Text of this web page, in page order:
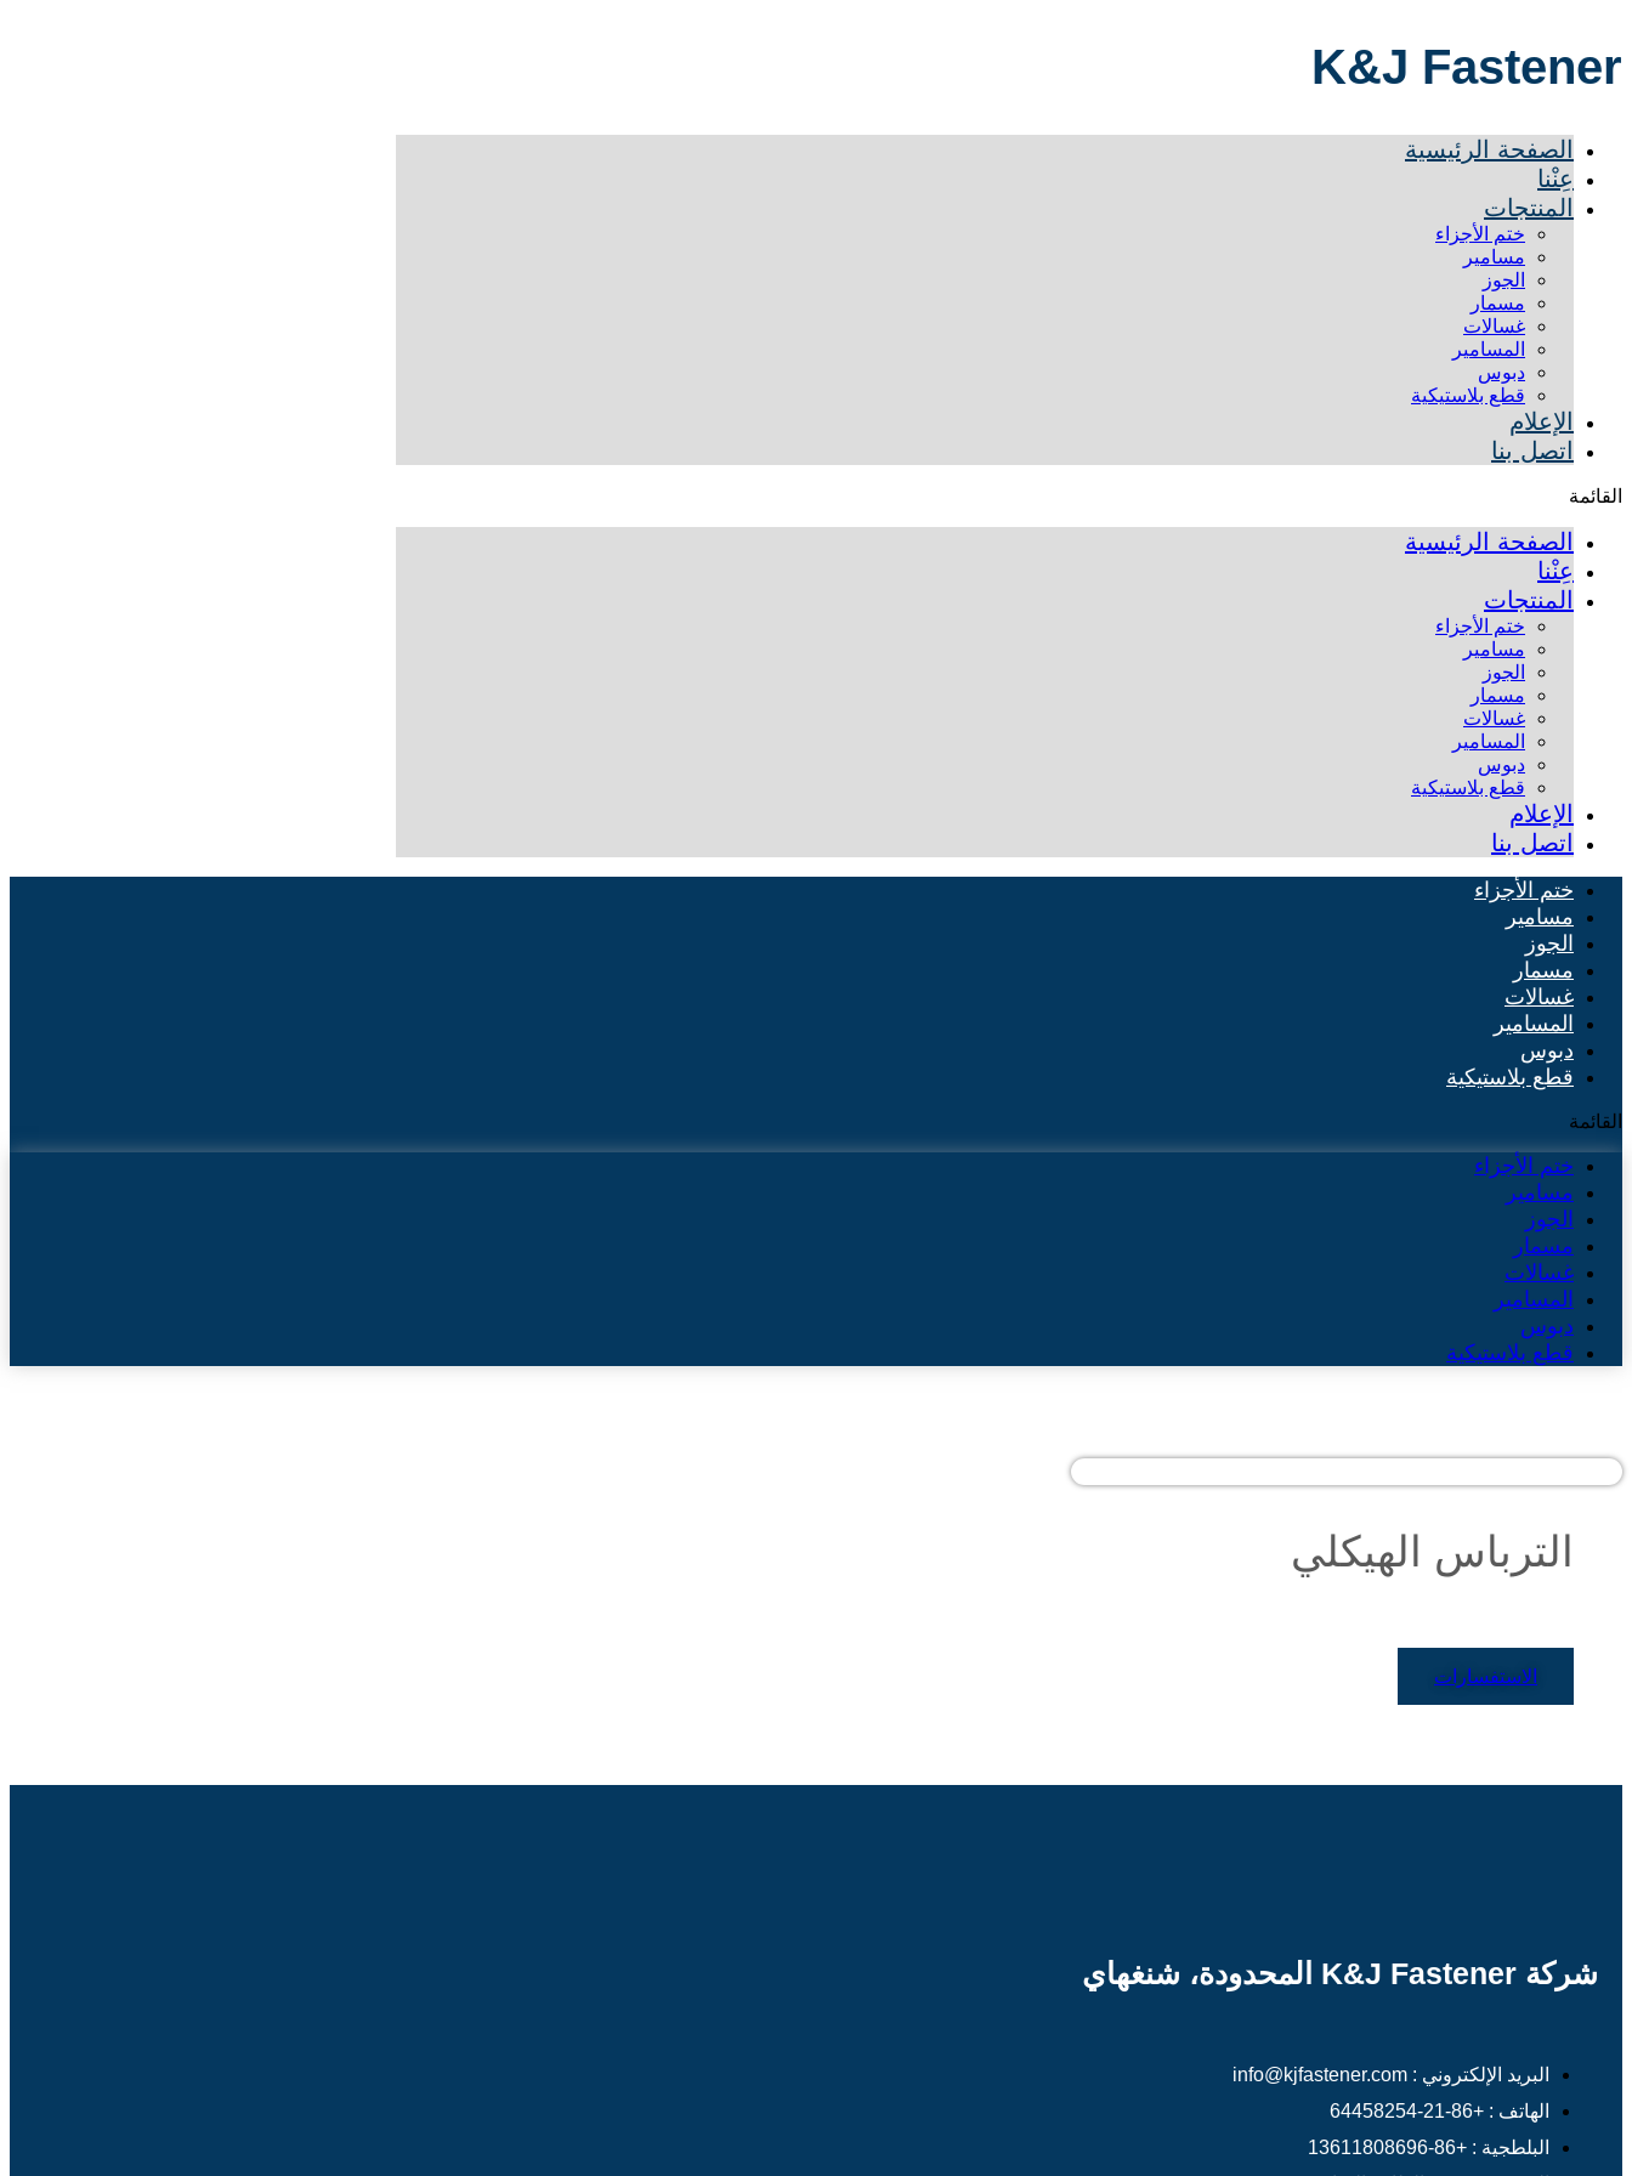
K&J Fastener
الصفحة الرئيسية
عِنْنا
المنتجات
ختم الأجزاء
مسامير
الجوز
مسمار
غسالات
المسامير
دبوس
قطع بلاستيكية
الإعلام
اتصل بنا
القائمة
الصفحة الرئيسية
عِنْنا
المنتجات
ختم الأجزاء
مسامير
الجوز
مسمار
غسالات
المسامير
دبوس
قطع بلاستيكية
الإعلام
اتصل بنا
ختم الأجزاء
مسامير
الجوز
مسمار
غسالات
المسامير
دبوس
قطع بلاستيكية
القائمة
ختم الأجزاء
مسامير
الجوز
مسمار
غسالات
المسامير
دبوس
قطع بلاستيكية
الترباس الهيكلي
الاستفسارات
شركة K&J Fastener المحدودة، شنغهاي
البريد الإلكتروني : info@kjfastener.com
الهاتف : +86-21-64458254
البلطجية : +86-13611808696